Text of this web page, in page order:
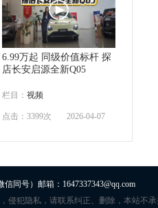
6.99万起 同级价值标杆 探
店长安启源全新Q05
栏目： 视频
点击：3399次 2026-04-07
同号）邮箱：1647337343@qq.com
侵犯隐私，请联系纠正、删除，本站不